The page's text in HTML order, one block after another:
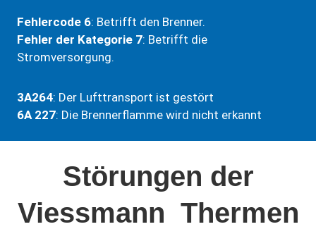
Fehlercode 6: Betrifft den Brenner.
Fehler der Kategorie 7: Betrifft die
Stromversorgung.
3A264: Der Lufttransport ist gestört
6A 227: Die Brennerflamme wird nicht erkannt
Störungen der
Viessmann Thermen